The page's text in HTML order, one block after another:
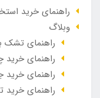
راهنمای خرید
وبلاگ
راهنمای تشک
راهنمای خرید
راهنمای خرید
راهنمای